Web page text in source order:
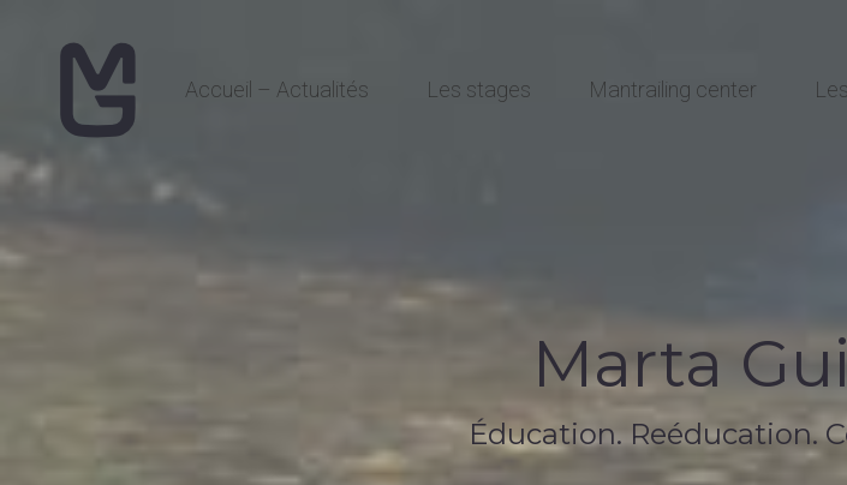
Accueil – Actualités Les stages Mantrailing center
Marta
Éducation. Reéducation.